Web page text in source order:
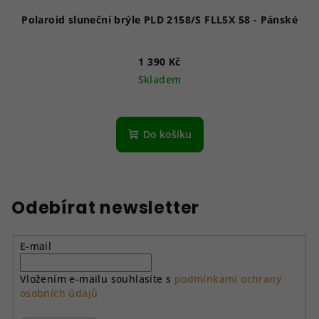
Polaroid sluneční brýle PLD 2158/S FLL5X 58 - Pánské
1 390 Kč
Skladem
Do košíku
Odebírat newsletter
E-mail
Vložením e-mailu souhlasíte s podmínkami ochrany
osobních údajů